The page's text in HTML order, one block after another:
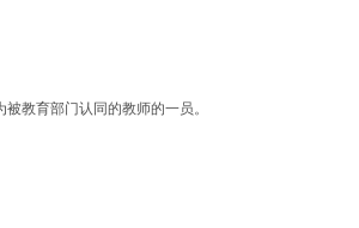
教育部门认同的教师的一员。